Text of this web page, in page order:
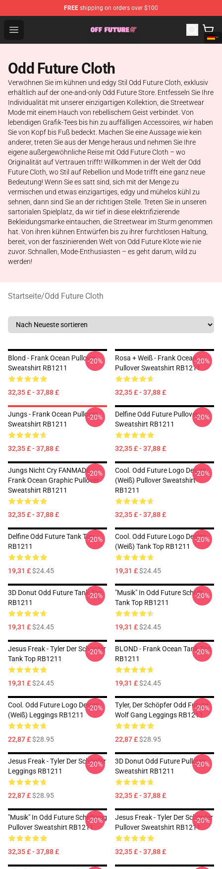
FREE shipping on orders over $100
Open menu
Odd Future Store - Official Odd Future Merchandise Shop
Odd Future Cloth
Verwöhnen Sie im kühnen und edgy Stil Odd Future Cloth, exklusiv
erhältlich auf der one-and-only Odd Future Store. Entfesseln Sie Ihre
Individualität mit unserer einzigartigen Kollektion, die Streetwear
Mode mit einem Hauch von rebellischem Geist verbindet. Von
lebendigen Grafik-Tees bis hin zu auffälligen Accessoires, wir haben
Sie von Kopf bis Fuß bedeckt. Machen Sie eine Aussage wie kein
anderer, treten Sie aus der Menge heraus und nehmen Sie Ihre
eigene außergewöhnliche Reise mit Odd Future Cloth – wo
Originalität auf Vertrauen trifft! Willkommen in der Welt der Odd
Future Cloth, wo Stil auf Rebellion und Mode trifft eine ganz neue
Bedeutung! Wenn Sie es satt sind, sich mit der Menge zu
vermischen und etwas einzigartiges, edgy und mühelos kühl zu
sehnen, dann sind Sie an der richtigen Stelle. Treten Sie in unseren
sartorialen Spielplatz, da wir tief in diese elektrifizierende
Bekleidungsmarke eintauchen, die Streetwear im Sturm genommen
hat. Von ihren kühnen Entwürfen bis zu ihrer furchtlosen Haltung,
bereit, von der faszinierenden Welt von Odd Future Klote wie nie
zuvor. Schnallen, Mode-Enthusiasten – es geht darum, wild zu
werden!
Startseite/Odd Future Cloth
Blond - Frank Ocean Pullover
Sweatshirt RB1211
32,35 £ - 37,88 £
-20%
Rosa + Weiß - Frank Ocean
Pullover Sweatshirt RB1211
32,35 £ - 37,88 £
-20%
Jungs - Frank Ocean Pullover
Sweatshirt RB1211
32,35 £ - 37,88 £
-20%
Delfine Odd Future Pullover
Sweatshirt RB1211
32,35 £ - 37,88 £
-20%
Jungs Nicht Cry FANMADE
Frank Ocean Graphic Pullover
Sweatshirt RB1211
32,35 £ - 37,88 £
-20%
Cool. Odd Future Logo Design
(weiß) Pullover Sweatshirt
RB1211
32,35 £ - 37,88 £
-20%
Delfine Odd Future Tank Top
RB1211
19,31 £$24.45
-20%
Cool. Odd Future Logo Design
(weiß) Tank Top RB1211
19,31 £$24.45
-20%
3D Donut Odd Future Tank Top
RB1211
19,31 £$24.45
-20%
"Musik" In Odd Future Schrift
Tank Top RB1211
19,31 £$24.45
-20%
Jesus Freak - Tyler Der Schöpfer
Tank Top RB1211
19,31 £$24.45
-20%
BLOND - Frank Ocean Tank Top
RB1211
19,31 £$24.45
-20%
Cool. Odd Future Logo Design
(weiß) Leggings RB1211
22,87 £$28.95
-20%
Tyler, Der Schöpfer Odd Future
Wolf Gang Leggings RB1211
22,87 £$28.95
-20%
Jesus Freak - Tyler Der Schöpfer
Leggings RB1211
22,87 £$28.95
-20%
3D Donut Odd Future Pullover
Sweatshirt RB1211
32,35 £ - 37,88 £
-20%
"Musik" In Odd Future Schriftzug
Pullover Sweatshirt RB1211
32,35 £ - 37,88 £
-20%
Jesus Freak - Tyler Der Schöpfer
Pullover Sweatshirt RB1211
32,35 £ - 37,88 £
-20%